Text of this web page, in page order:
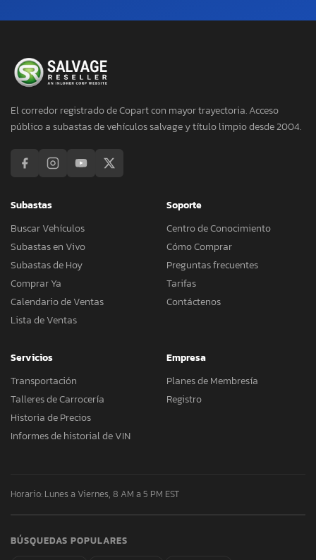
El corredor registrado de Copart con mayor trayectoria. Acceso
público a subastas de vehículos salvage y título limpio desde 2004.
Subastas
Buscar Vehículos
Subastas en Vivo
Subastas de Hoy
Comprar Ya
Calendario de Ventas
Lista de Ventas
Soporte
Centro de Conocimiento
Cómo Comprar
Preguntas frecuentes
Tarifas
Contáctenos
Servicios
Transportación
Talleres de Carrocería
Historia de Precios
Informes de historial de VIN
Empresa
Planes de Membresía
Registro
Horario: Lunes a Viernes, 8 AM a 5 PM EST
BÚSQUEDAS POPULARES